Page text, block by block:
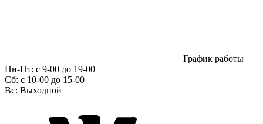
График работы
Пн-Пт: с 9-00 до 19-00
Сб: c 10-00 до 15-00
Вс: Выходной